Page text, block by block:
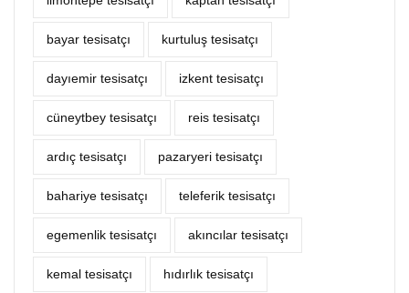
bayar tesisatçı kurtuluş tesisatçı
dayıemir tesisatçı izkent tesisatçı
cüneytbey tesisatçı reis tesisatçı
ardıç tesisatçı pazaryeri tesisatçı
bahariye tesisatçı teleferik tesisatçı
egemenlik tesisatçı akıncılar tesisatçı
kemal tesisatçı hıdırlık tesisatçı